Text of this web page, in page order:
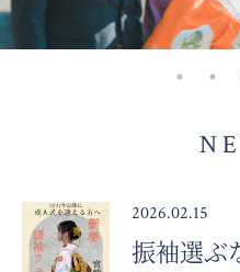
2026.02.15
振袖選ぶ